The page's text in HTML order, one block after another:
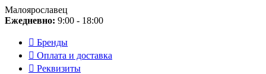
Малоярославец
Ежедневно: 9:00 - 18:00
Бренды
Оплата и доставка
Реквизиты